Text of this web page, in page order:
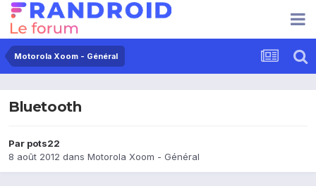
Motorola Xoom - Général
Bluetooth
Par pots22
8 août 2012 dans Motorola Xoom - Général